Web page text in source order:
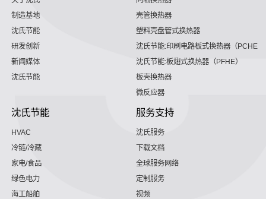
制造基地
沈氏节能
研发创新
新闻媒体
沈氏节能
壳管换热器
塑料壳盘管式换热器
沈氏节能:印刷电路板式换热器（PCHE）
沈氏节能:板翅式换热器（PFHE）
板壳换热器
微反应器
沈氏节能
HVAC
冷链/冷藏
家电/食品
绿色电力
海工船舶
服务支持
沈氏服务
下载文档
全球服务网络
定制服务
视频